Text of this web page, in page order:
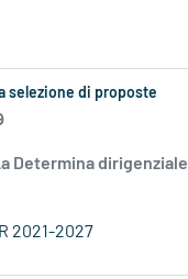
selezione di proposte
Determina dirigenziale
2021-2027